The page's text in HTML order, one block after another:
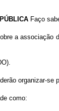
Faço
a associação
organizar-
como: